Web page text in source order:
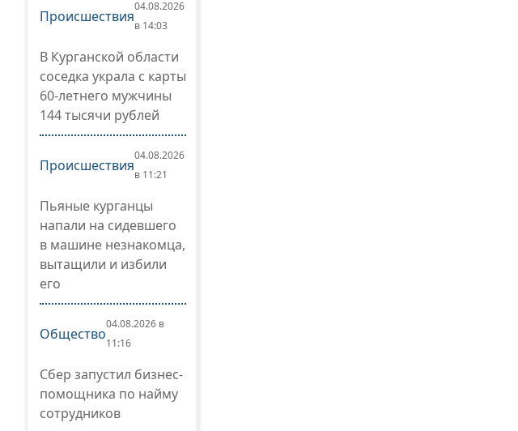
Происшествия
04.08.2026
в 14:03
В Курганской области
соседка украла с карты
60-летнего мужчины
144 тысячи рублей
Происшествия
04.08.2026
в 11:21
Пьяные курганцы
напали на сидевшего
в машине незнакомца,
вытащили и избили
его
Общество
04.08.2026 в
11:16
Сбер запустил бизнес-
помощника по найму
сотрудников